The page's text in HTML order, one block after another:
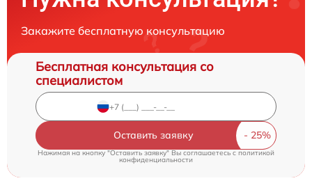
Закажите бесплатную консультацию
Бесплатная консультация со
специалистом
Оставить заявку
Нажимая на кнопку "Оставить заявку" Вы соглашаетесь c политикой
конфиденциальности